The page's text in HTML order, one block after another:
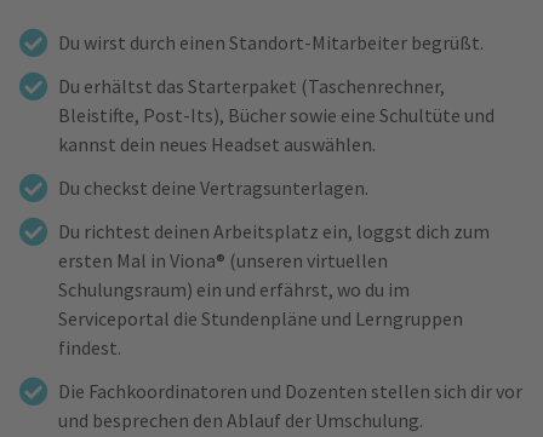
Du wirst durch einen Standort-Mitarbeiter begrüßt.
Du erhältst das Starterpaket (Taschenrechner,
Bleistifte, Post-Its), Bücher sowie eine Schultüte und
kannst dein neues Headset auswählen.
Du checkst deine Vertragsunterlagen.
Du richtest deinen Arbeitsplatz ein, loggst dich zum
ersten Mal in Viona® (unseren virtuellen
Schulungsraum) ein und erfährst, wo du im
Serviceportal die Stundenpläne und Lerngruppen
findest.
Die Fachkoordinatoren und Dozenten stellen sich dir vor
und besprechen den Ablauf der Umschulung.